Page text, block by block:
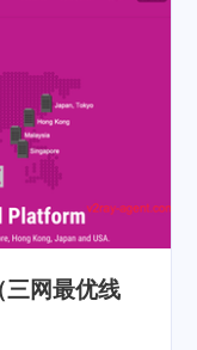
三网最优线